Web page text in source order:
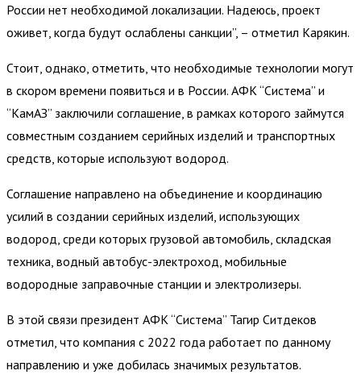
России нет необходимой локализации. Надеюсь, проект
оживет, когда будут ослаблены санкции”, – отметил Карякин.
Стоит, однако, отметить, что необходимые технологии могут
в скором времени появиться и в России. АФК “Система” и
“КамАЗ” заключили соглашение, в рамках которого займутся
совместным созданием серийных изделий и транспортных
средств, которые используют водород.
Соглашение направлено на объединение и координацию
усилий в создании серийных изделий, использующих
водород, среди которых грузовой автомобиль, складская
техника, водный автобус-электроход, мобильные
водородные заправочные станции и электролизеры.
В этой связи президент АФК “Система” Тагир Ситдеков
отметил, что компания с 2022 года работает по данному
направлению и уже добилась значимых результатов.